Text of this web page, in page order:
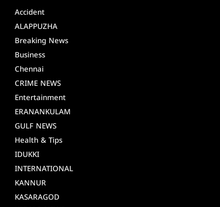
Accident
ALAPPUZHA
Breaking News
Business
Chennai
CRIME NEWS
Entertainment
ERANANKULAM
GULF NEWS
Health & Tips
IDUKKI
INTERNATIONAL
KANNUR
KASARAGOD